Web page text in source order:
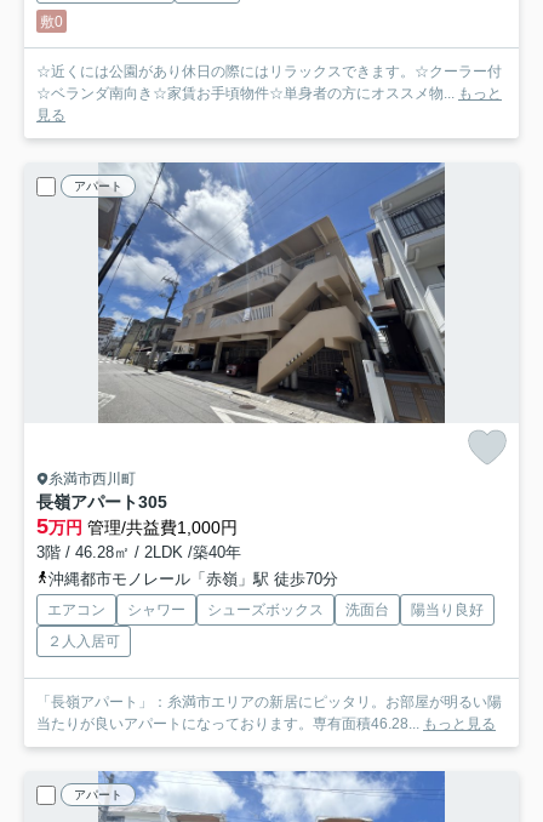
敷0
☆近くには公園があり休日の際にはリラックスできます。☆クーラー付
☆ベランダ南向き☆家賃お手頃物件☆単身者の方にオススメ物... もっと
見る
アパート
糸満市西川町
長嶺アパート305
5万円 管理/共益費1,000円
3階 / 46.28㎡ / 2LDK /築40年
沖縄都市モノレール「赤嶺」駅 徒歩70分
エアコン シャワー シューズボックス 洗面台
陽当り良好
２人入居可
「長嶺アパート」：糸満市エリアの新居にピッタリ。お部屋が明るい陽
当たりが良いアパートになっております。専有面積46.28... もっと見る
アパート